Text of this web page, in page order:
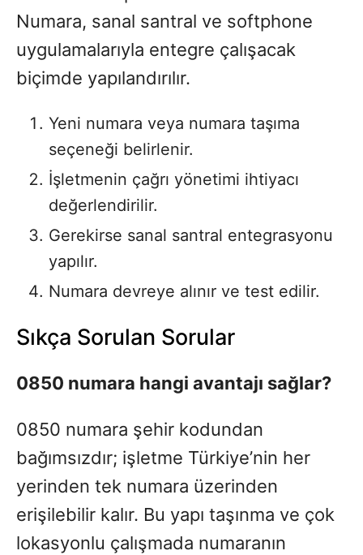
Numara, sanal santral ve softphone
uygulamalarıyla entegre çalışacak
biçimde yapılandırılır.
Yeni numara veya numara taşıma
seçeneği belirlenir.
İşletmenin çağrı yönetimi ihtiyacı
değerlendirilir.
Gerekirse sanal santral entegrasyonu
yapılır.
Numara devreye alınır ve test edilir.
Sıkça Sorulan Sorular
0850 numara hangi avantajı sağlar?
0850 numara şehir kodundan
bağımsızdır; işletme Türkiye’nin her
yerinden tek numara üzerinden
erişilebilir kalır. Bu yapı taşınma ve çok
lokasyonlu çalışmada numaranın